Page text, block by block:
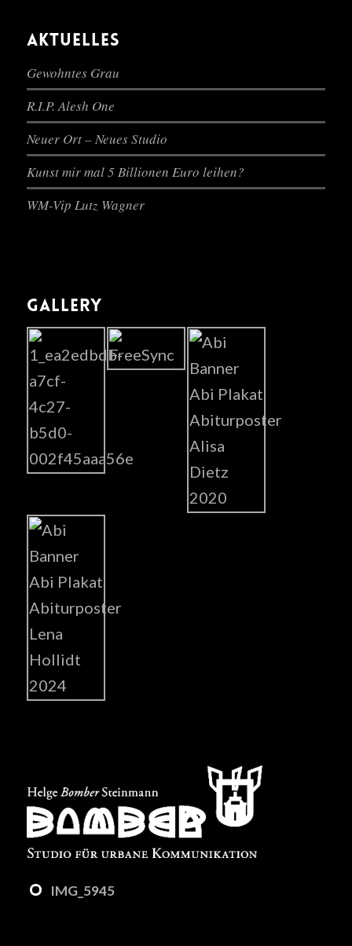
AKTUELLES
Gewohntes Grau
R.I.P. Alesh One
Neuer Ort – Neues Studio
Kunst mir mal 5 Billionen Euro leihen?
WM-Vip Lutz Wagner
GALLERY
IMG_5945